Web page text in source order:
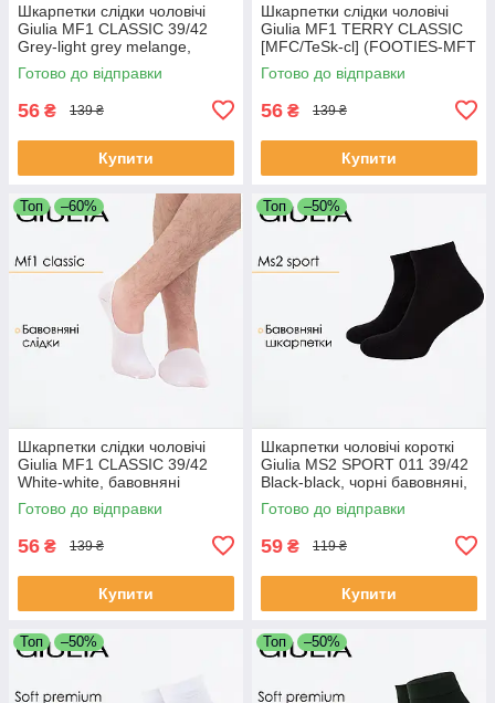
Шкарпетки слідки чоловічі
Giulia MF1 CLASSIC 39/42
Grey-light grey melange,
бавовняні підслідники
Готово до відправки
56 ₴ 139 ₴
Купити
Шкарпетки слідки чоловічі
Giulia MF1 TERRY CLASSIC
[MFC/TeSk-cl] (FOOTIES-MFT
01) 43/46 Grey-light grey,
Джулія
Готово до відправки
56 ₴ 139 ₴
Купити
Топ –60%
Шкарпетки слідки чоловічі
Giulia MF1 CLASSIC 39/42
White-white, бавовняні
підслідники Джулія
Готово до відправки
56 ₴ 139 ₴
Купити
Топ –50%
Шкарпетки чоловічі короткі
Giulia MS2 SPORT 011 39/42
Black-black, чорні бавовняні,
спортивні для тренувань
Готово до відправки
59 ₴ 119 ₴
Купити
Топ –50% Топ –50%